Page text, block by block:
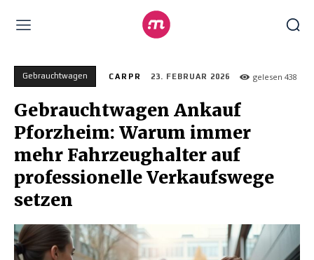
Gebrauchtwagen CARPR 23. FEBRUAR 2026 gelesen 438
Gebrauchtwagen Ankauf
Pforzheim: Warum immer
mehr Fahrzeughalter auf
professionelle Verkaufswege
setzen